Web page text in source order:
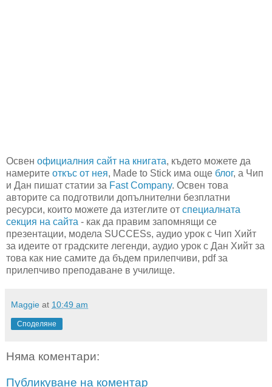
Освен официалния сайт на книгата, където можете да
намерите откъс от нея, Made to Stick има още блог, а Чип
и Дан пишат статии за Fast Company. Освен това
авторите са подготвили допълнителни безплатни
ресурси, които можете да изтеглите от специалната
секция на сайта - как да правим запомнящи се
презентации, модела SUCCESs, аудио урок с Чип Хийт
за идеите от градските легенди, аудио урок с Дан Хийт за
това как ние самите да бъдем прилепчиви, pdf за
прилепчиво преподаване в училище.
Maggie at 10:49 am
Споделяне
Няма коментари:
Публикуване на коментар